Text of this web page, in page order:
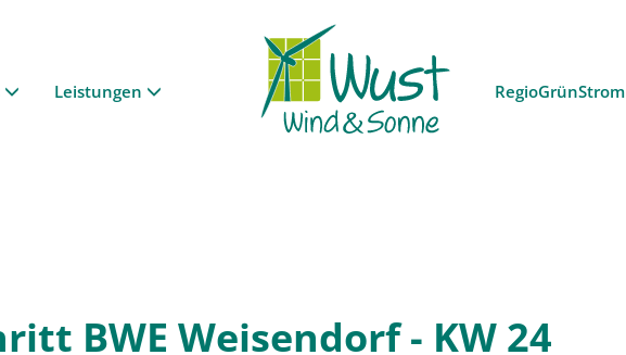
Leistungen RegioGrünStrom
BWE Weisendorf - KW 24